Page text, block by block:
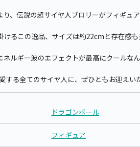
、伝説の超サイヤ人ブロリーがフィギュ
るこの逸品、サイズは約22cmと存在感も
ルギー波のエフェクトが最高にクールなん
する全てのサイヤ人に、ぜひともお迎えい
ドラゴンボール
フィギュア